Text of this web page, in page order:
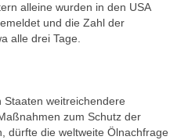
alleine wurden in den USA
und die Zahl der
alle drei Tage.
weitreichendere
zum Schutz der
dürfte die weltweite Ölnachfrage